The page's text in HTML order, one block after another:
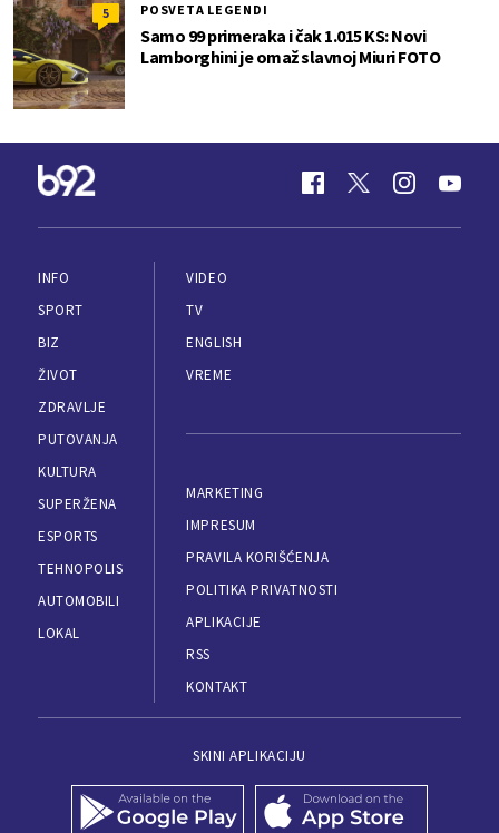
5 POSVETA LEGENDI
Samo 99 primeraka i čak 1.015 KS: Novi
Lamborghini je omaž slavnoj Miuri FOTO
INFO
SPORT
BIZ
ŽIVOT
ZDRAVLJE
PUTOVANJA
KULTURA
SUPERŽENA
ESPORTS
TEHNOPOLIS
AUTOMOBILI
LOKAL
VIDEO
TV
ENGLISH
VREME
MARKETING
IMPRESUM
PRAVILA KORIŠĆENJA
POLITIKA PRIVATNOSTI
APLIKACIJE
RSS
KONTAKT
SKINI APLIKACIJU